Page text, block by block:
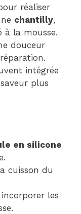
réaliser
chantilly,
à la mousse.
douceur
intégrée
plus
en silicone
cuisson du
les